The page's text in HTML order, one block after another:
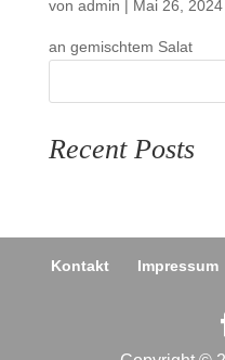
von admin | Mai 26, 2024
an gemischtem Salat
Recent Posts
Kontakt Impressum